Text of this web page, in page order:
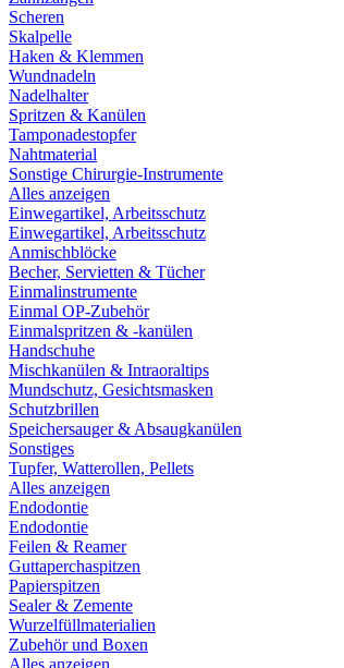
Scheren
Skalpelle
Haken & Klemmen
Wundnadeln
Nadelhalter
Spritzen & Kanülen
Tamponadestopfer
Nahtmaterial
Sonstige Chirurgie-Instrumente
Alles anzeigen
Einwegartikel, Arbeitsschutz
Einwegartikel, Arbeitsschutz
Anmischblöcke
Becher, Servietten & Tücher
Einmalinstrumente
Einmal OP-Zubehör
Einmalspritzen & -kanülen
Handschuhe
Mischkanülen & Intraoraltips
Mundschutz, Gesichtsmasken
Schutzbrillen
Speichersauger & Absaugkanülen
Sonstiges
Tupfer, Watterollen, Pellets
Alles anzeigen
Endodontie
Endodontie
Feilen & Reamer
Guttaperchaspitzen
Papierspitzen
Sealer & Zemente
Wurzelfüllmaterialien
Zubehör und Boxen
Alles anzeigen